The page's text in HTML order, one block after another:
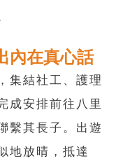
內在真心話
集結社工、護理
成安排前往八里
繫其長子。出遊
地放晴，抵達